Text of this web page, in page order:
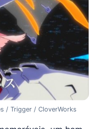
/ Trigger / CloverWorks